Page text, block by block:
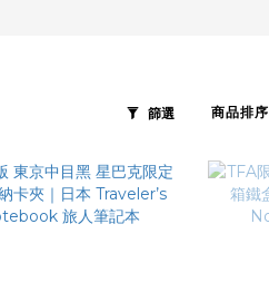
篩選 商品排序